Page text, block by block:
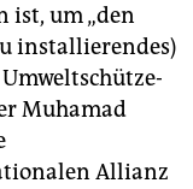
ist, um „den
installierendes)
Muhamad
Allianz